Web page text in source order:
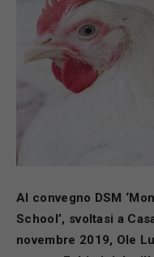
Al convegno DSM
School’, svoltasi a
novembre 2019, Ole